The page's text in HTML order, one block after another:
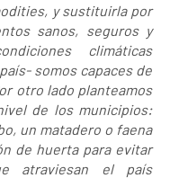
y sustituirla por
sanos, seguros y
climáticas
somos capaces de
otro lado planteamos
de los municipios:
un matadero o faena
de huerta para evitar
atraviesan el país